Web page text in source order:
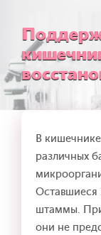
В
различных
Оставшиеся
штаммы.
они не